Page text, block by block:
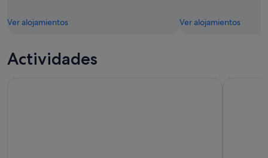
Ver alojamientos Ver alojamientos
Actividades